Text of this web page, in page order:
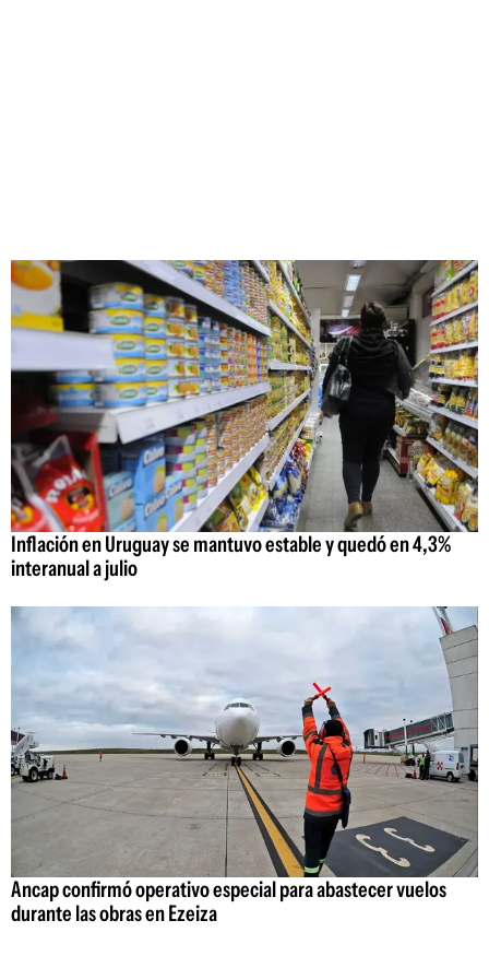
Inflación en Uruguay se mantuvo estable y quedó en 4,3%
interanual a julio
Ancap confirmó operativo especial para abastecer vuelos
durante las obras en Ezeiza